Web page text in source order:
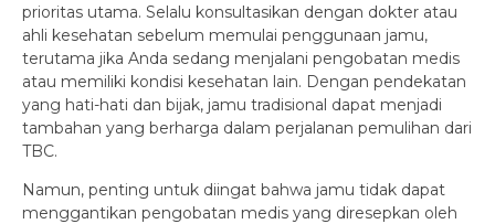
prioritas utama. Selalu konsultasikan dengan dokter atau
ahli kesehatan sebelum memulai penggunaan jamu,
terutama jika Anda sedang menjalani pengobatan medis
atau memiliki kondisi kesehatan lain. Dengan pendekatan
yang hati-hati dan bijak, jamu tradisional dapat menjadi
tambahan yang berharga dalam perjalanan pemulihan dari
TBC.
Namun, penting untuk diingat bahwa jamu tidak dapat
menggantikan pengobatan medis yang diresepkan oleh